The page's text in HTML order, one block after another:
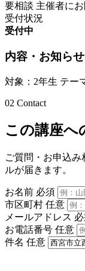
要相談 主催者に
受付状況
受付中
内容・お知らせ
対象：2年生 テー
02 Contact
この講座へ
ご質問・お申込
ルが届きます。
お名前 必須
市区町村 任意
メールアドレス
お電話番号 任意
件名 任意